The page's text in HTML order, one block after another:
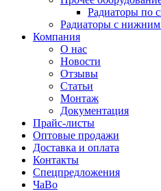
Радиаторы по
Радиаторы с
Компания
О нас
Новости
Отзывы
Статьи
Монтаж
Документация
Прайс-листы
Оптовые продажи
Доставка и оплата
Контакты
Спецпредложения
ЧаВо